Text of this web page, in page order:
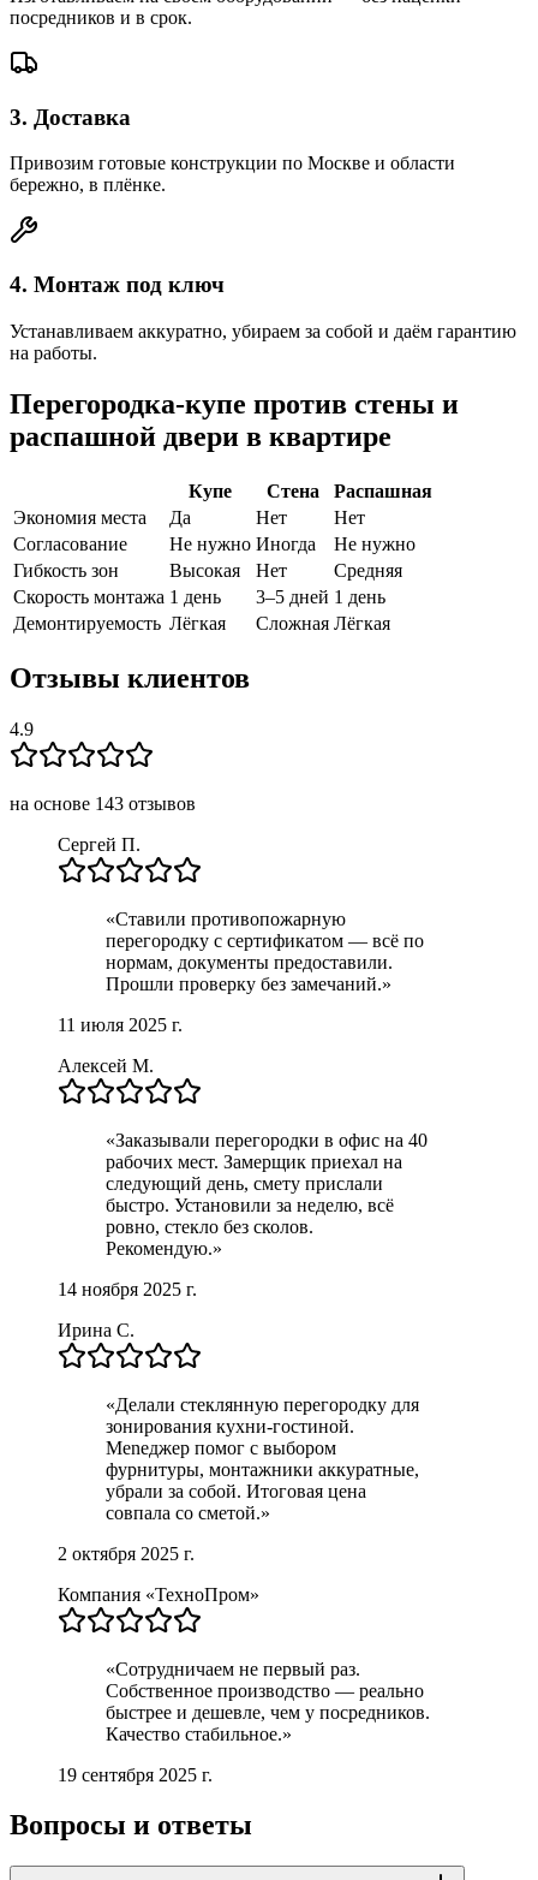
посредников и в срок.
3. Доставка
Привозим готовые конструкции по Москве и области
бережно, в плёнке.
4. Монтаж под ключ
Устанавливаем аккуратно, убираем за собой и даём гарантию
на работы.
Перегородка-купе против стены и
распашной двери в квартире
Купе Стена
Распашная
Экономия места
Да Нет
Нет
Согласование
Не нужно Иногда
Не нужно
Гибкость зон
Высокая Нет
Средняя
Скорость монтажа 1 день 3–5 дней 1 день
Демонтируемость Лёгкая Сложная Лёгкая
Отзывы клиентов
4.9
на основе 143 отзывов
Сергей П.
«Ставили противопожарную
перегородку с сертификатом — всё по
нормам, документы предоставили.
Прошли проверку без замечаний.»
11 июля 2025 г.
Алексей М.
«Заказывали перегородки в офис на 40
рабочих мест. Замерщик приехал на
следующий день, смету прислали
быстро. Установили за неделю, всё
ровно, стекло без сколов.
Рекомендую.»
14 ноября 2025 г.
Ирина С.
«Делали стеклянную перегородку для
зонирования кухни-гостиной.
Menеджер помог с выбором
фурнитуры, монтажники аккуратные,
убрали за собой. Итоговая цена
совпала со сметой.»
2 октября 2025 г.
Компания «ТехноПром»
«Сотрудничаем не первый раз.
Собственное производство — реально
быстрее и дешевле, чем у посредников.
Качество стабильное.»
19 сентября 2025 г.
Вопросы и ответы